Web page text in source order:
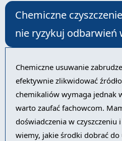
Chemiczne
nie ryzykuj odbarwień
Chemiczne usuwanie
efektywnie zlikwidować
chemikaliów wymaga jednak
warto zaufać fachowcom.
doświadczenia w
wiemy, jakie środki dobrać